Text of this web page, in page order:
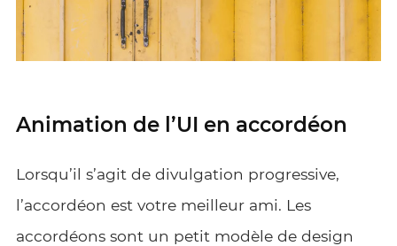
Animation de l’UI en accordéon
Lorsqu’il s’agit de divulgation progressive,
l’accordéon est votre meilleur ami. Les
accordéons sont un petit modèle de design